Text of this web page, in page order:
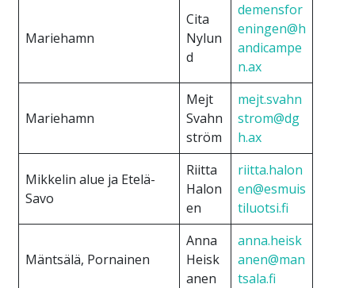
Mariehamn
Cita
Nylun
d
demensfor
eningen@h
andicampe
n.ax
Mariehamn
Mejt
Svahn
ström
mejt.svahn
strom@dg
h.ax
Mikkelin alue ja Etelä-
Savo
Riitta
Halon
en
riitta.halon
en@esmuis
tiluotsi.fi
Mäntsälä, Pornainen
Anna
Heisk
anen
anna.heisk
anen@man
tsala.fi